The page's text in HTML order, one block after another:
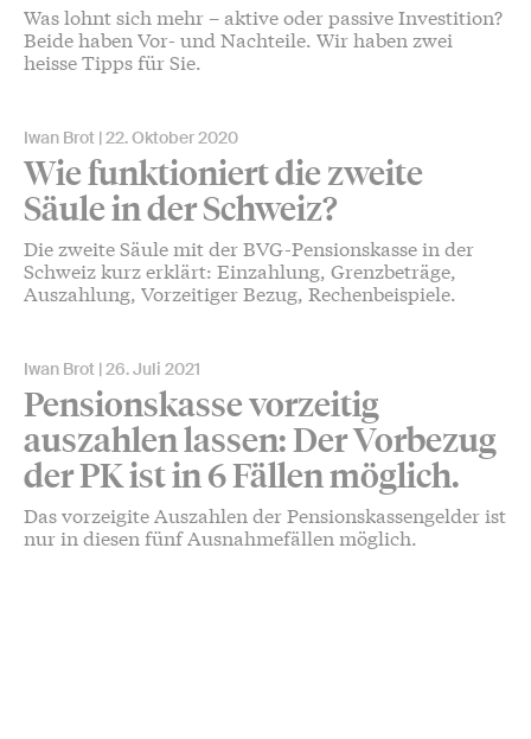
Was lohnt sich mehr – aktive oder passive Investition?
Beide haben Vor- und Nachteile. Wir haben zwei
heisse Tipps für Sie.
Iwan Brot 22. Oktober 2020
Wie funktioniert die zweite
Säule in der Schweiz?
Die zweite Säule mit der BVG-Pensionskasse in der
Schweiz kurz erklärt: Einzahlung, Grenzbeträge,
Auszahlung, Vorzeitiger Bezug, Rechenbeispiele.
Iwan Brot 26. Juli 2021
Pensionskasse vorzeitig
auszahlen lassen: Der Vorbezug
der PK ist in 6 Fällen möglich.
Das vorzeigite Auszahlen der Pensionskassengelder ist
nur in diesen fünf Ausnahmefällen möglich.